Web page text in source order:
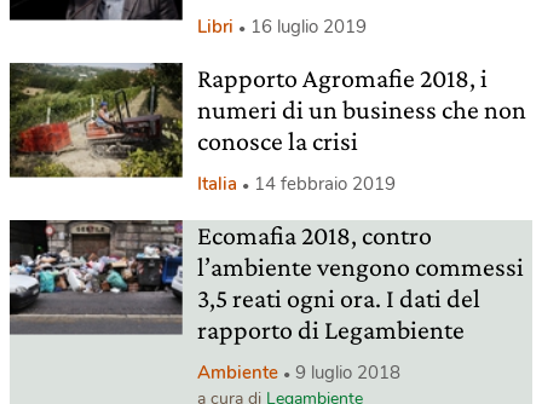
Libri 16 luglio 2019
Rapporto Agromafie 2018, i
numeri di un business che non
conosce la crisi
Italia 14 febbraio 2019
Ecomafia 2018, contro
l’ambiente vengono commessi
3,5 reati ogni ora. I dati del
rapporto di Legambiente
Ambiente 9 luglio 2018
a cura di Legambiente